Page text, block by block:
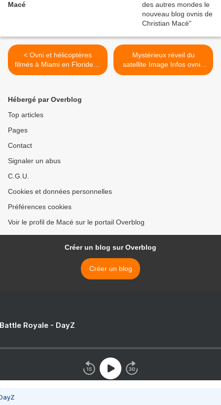
Macé
< Ovni et hélicoptères
filmés à Miami en Floride le
8 mars 2018
Mystérieux réveil du
satellite Image Infos ovnis
du dimanche 11 mars 2018
Hébergé par Overblog
Top articles
Pages
Contact
Signaler un abus
C.G.U.
Cookies et données personnelles
Préférences cookies
Voir le profil de Macé sur le portail Overblog
Créer un blog sur Overblog
Créer un blog
Royale - DayZ